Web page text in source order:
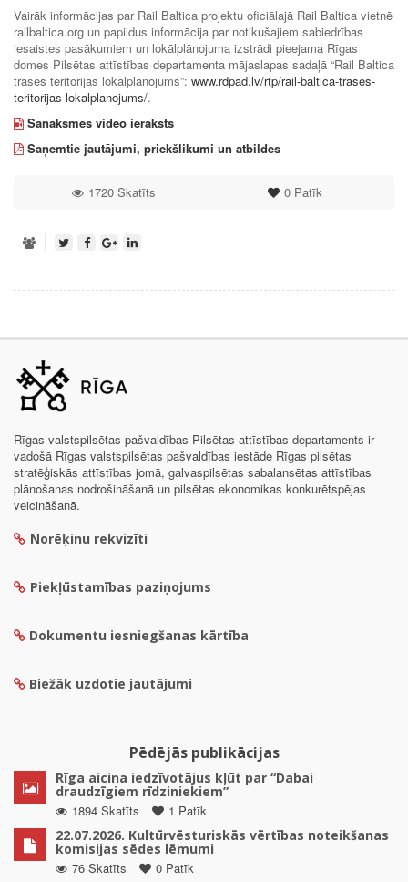
Vairāk informācijas par Rail Baltica projektu oficiālajā Rail Baltica vietnē
railbaltica.org un papildus informācija par notikušajiem sabiedrības
iesaistes pasākumiem un lokālplānojuma izstrādi pieejama Rīgas
domes Pilsētas attīstības departamenta mājaslapas sadaļā “Rail Baltica
trases teritorijas lokālplānojums”: www.rdpad.lv/rtp/rail-baltica-trases-
teritorijas-lokalplanojums/.
Sanāksmes video ieraksts
Saņemtie jautājumi, priekšlikumi un atbildes
0Patīk
1720 Skatīts
Rīgas valstspilsētas pašvaldības Pilsētas attīstības departaments ir
vadošā Rīgas valstspilsētas pašvaldības iestāde Rīgas pilsētas
stratēģiskās attīstības jomā, galvaspilsētas sabalansētas attīstības
plānošanas nodrošināšanā un pilsētas ekonomikas konkurētspējas
veicināšanā.
Norēķinu rekvizīti
Piekļūstamības paziņojums
Dokumentu iesniegšanas kārtība
Biežāk uzdotie jautājumi
Pēdējās publikācijas
Rīga aicina iedzīvotājus kļūt par “Dabai
draudzīgiem rīdziniekiem”
1894 Skatīts
1 Patīk
22.07.2026. Kultūrvēsturiskās vērtības noteikšanas
komisijas sēdes lēmumi
76 Skatīts
0 Patīk